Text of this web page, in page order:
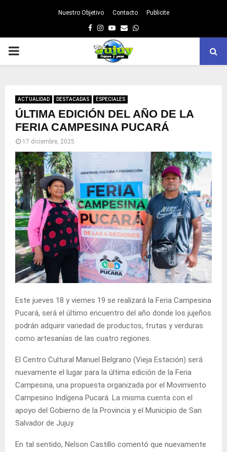
Nuestro Objetivo Contacto Publicite
Facebook
Instagram
Youtube
EmailWhatsapp
PRIMARY
ACTUALIDAD DESTACADAS ESPECIALES
ÚLTIMA EDICIÓN DEL AÑO DE LA
FERIA CAMPESINA PUCARÁ
17 diciembre, 2025
Este jueves 18 y viernes 19 se realizará la Feria Campesina
Pucará, será el último encuentro del año donde los jujeños
podrán adquirir variedad de productos, frutas y verduras
como artesanías de las cuatro regiones.
El Centro Cultural Manuel Belgrano (Vieja Estación) será
nuevamente el lugar para la última edición de la Feria
Campesina, una propuesta organizada por el Movimiento
Campesino Indígena Pucará. La misma cuenta con el
apoyo del Gobierno de la Provincia y el Municipio de San
Salvador de Jujuy.
En tal sentido, Nelson Castillo comentó que nuevamente